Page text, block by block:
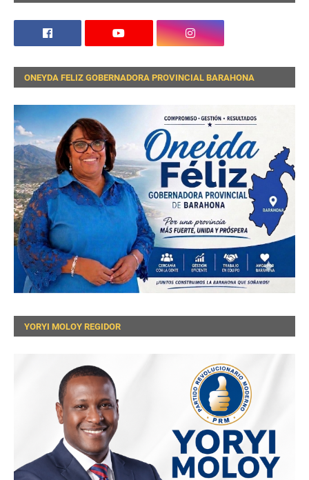
ONEYDA FELIZ GOBERNADORA PROVINCIAL BARAHONA
YORYI MOLOY REGIDOR